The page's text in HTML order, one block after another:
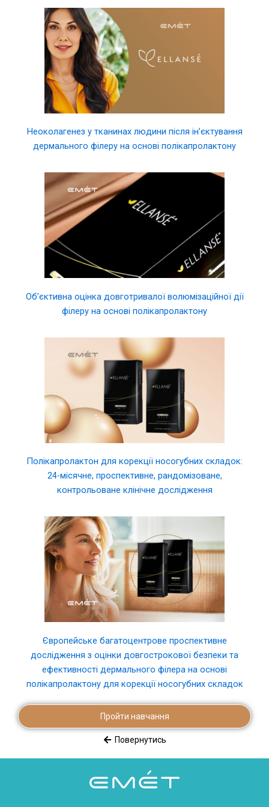
Неоколагенез у тканинах людини після ін’єктування
дермального філеру на основі полікапролактону
Об’єктивна оцінка довготривалої волюмізаційної дії
філеру на основі полікапролактону
Полікапролактон для корекції носогубних складок:
24-місячне, проспективне, рандомізоване,
контрольоване клінічне дослідження
Європейське багатоцентрове проспективне
дослідження з оцінки довгострокової безпеки та
ефективності дермального філера на основі
полікапролактону для корекції носогубних складок
Пройти навчання
Повернутись